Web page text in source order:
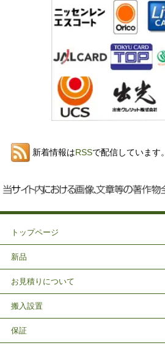
新着情報はRSSで配信しています。
トップページ
新品
お見積りについて
搬入設置
保証